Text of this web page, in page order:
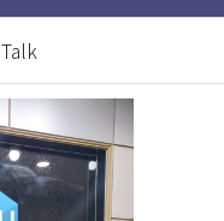
AI소프트웨어
부발전, 한국도로공사 등